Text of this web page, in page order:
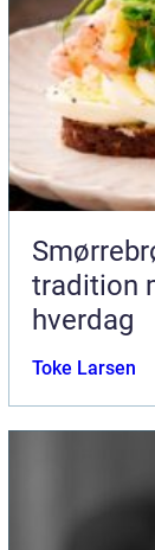
tradition
hverdag
Toke Larsen